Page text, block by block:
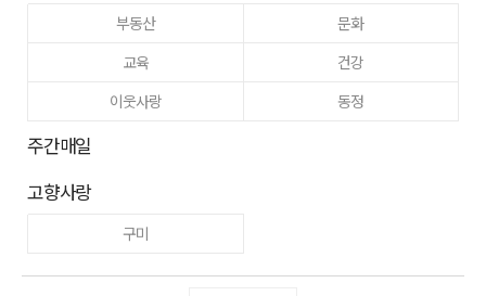
부동산
문화
교육
건강
이웃사랑
동정
주간매일
고향사랑
구미